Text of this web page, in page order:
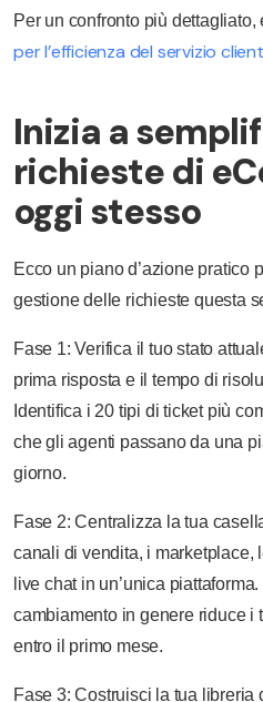
Per un confronto più dettagliato,
per l’efficienza del servizio
Inizia a
richieste di
oggi stesso
Ecco un piano d’azione pratico
gestione delle richieste questa
Fase 1: Verifica il tuo stato
prima risposta e il tempo di
Identifica i 20 tipi di ticket più
che gli agenti passano da una
giorno.
Fase 2: Centralizza la tua
canali di vendita, i marketplace,
live chat in un’unica
cambiamento in genere riduce i
entro il primo mese.
Fase 3: Costruisci la tua